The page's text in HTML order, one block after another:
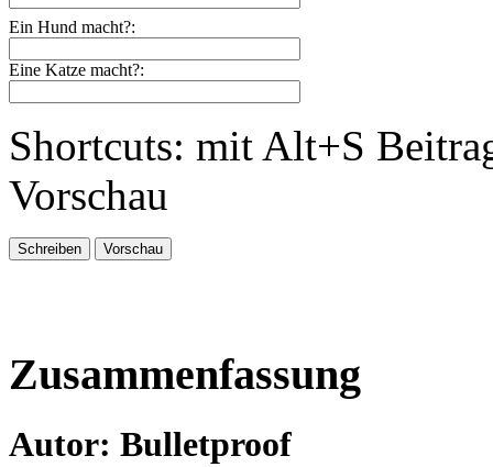
Ein Hund macht?:
Eine Katze macht?:
Shortcuts: mit Alt+S
Vorschau
Zusammenfassung
Autor: Bulletproof